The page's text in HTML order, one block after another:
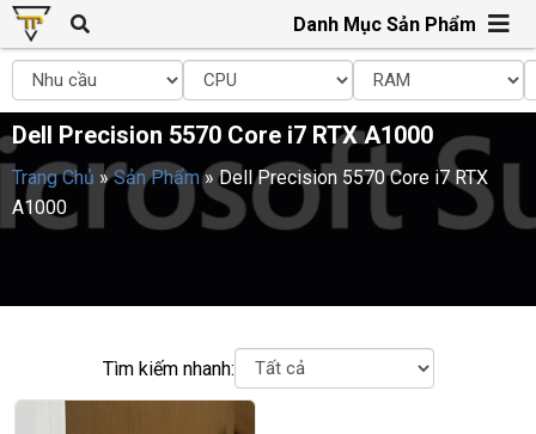
Danh Mục Sản Phẩm
Dell Precision 5570 Core i7 RTX A1000
Trang Chủ »Sản Phẩm»Dell Precision 5570 Core i7 RTX
A1000
Tìm kiếm nhanh: